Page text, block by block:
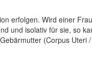
erfolgen. Wird einer
und isolativ für sie, so
(Corpus Uteri